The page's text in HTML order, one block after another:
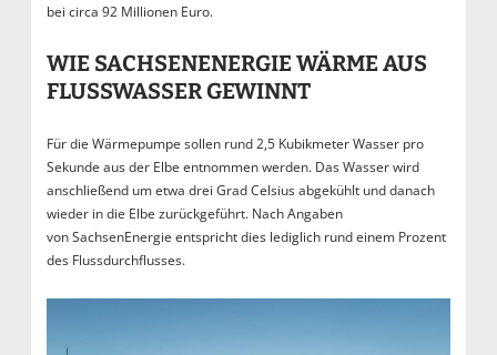
bei circa 92 Millionen Euro.
WIE SACHSENENERGIE WÄRME AUS
FLUSSWASSER GEWINNT
Für die Wärmepumpe sollen rund 2,5 Kubikmeter Wasser pro
Sekunde aus der Elbe entnommen werden. Das Wasser wird
anschließend um etwa drei Grad Celsius abgekühlt und danach
wieder in die Elbe zurückgeführt. Nach Angaben
von SachsenEnergie entspricht dies lediglich rund einem Prozent
des Flussdurchflusses.